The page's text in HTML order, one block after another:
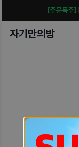
[주문폭주]
자기만의방